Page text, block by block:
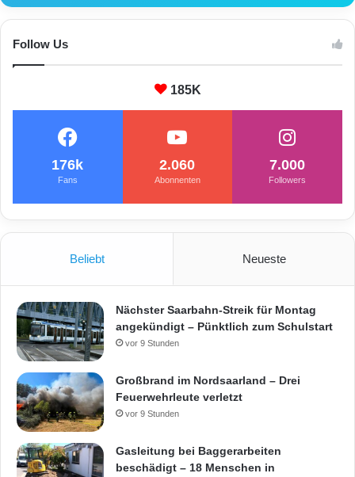
d
R
s
Follow Us
185K
176k
Fans
2.060
Abonnenten
7.000
Followers
Beliebt Neueste
Nächster Saarbahn-Streik für Montag
angekündigt – Pünktlich zum Schulstart
vor 9 Stunden
Großbrand im Nordsaarland – Drei
Feuerwehrleute verletzt
vor 9 Stunden
Gasleitung bei Baggerarbeiten
beschädigt – 18 Menschen in